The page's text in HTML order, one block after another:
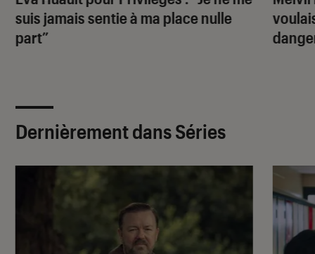
suis jamais sentie à ma place nulle
part”
Dernièrement dans Séries